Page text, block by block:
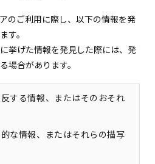
のご利用に際し、以下の情報を発
す。
挙げた情報を発見した際には、発
場合があります。
する情報、またはそのおそれ
な情報、またはそれらの描写